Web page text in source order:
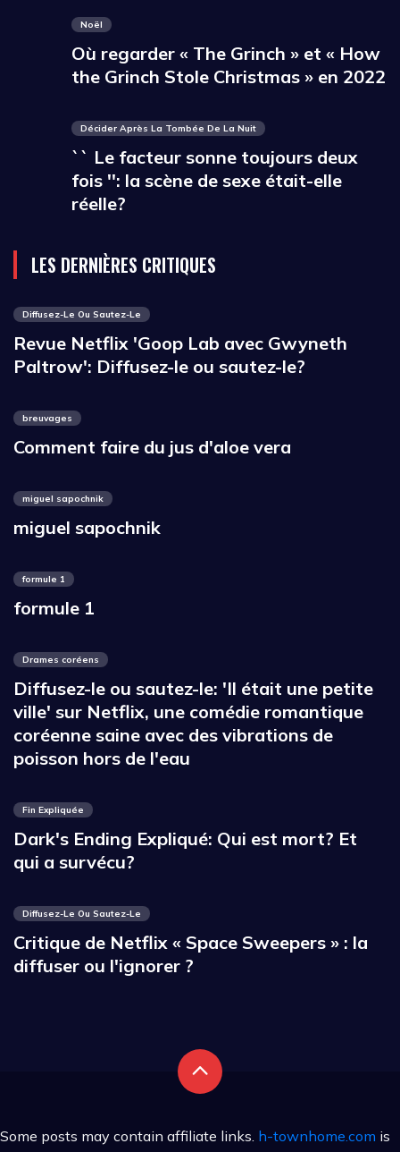
Noël
Où regarder « The Grinch » et « How
the Grinch Stole Christmas » en 2022
Décider Après La Tombée De La Nuit
`` Le facteur sonne toujours deux
fois '': la scène de sexe était-elle
réelle?
LES DERNIÈRES CRITIQUES
Diffusez-Le Ou Sautez-Le
Revue Netflix 'Goop Lab avec Gwyneth
Paltrow': Diffusez-le ou sautez-le?
breuvages
Comment faire du jus d'aloe vera
miguel sapochnik
miguel sapochnik
formule 1
formule 1
Drames coréens
Diffusez-le ou sautez-le: 'Il était une petite
ville' sur Netflix, une comédie romantique
coréenne saine avec des vibrations de
poisson hors de l'eau
Fin Expliquée
Dark's Ending Expliqué: Qui est mort? Et
qui a survécu?
Diffusez-Le Ou Sautez-Le
Critique de Netflix « Space Sweepers » : la
diffuser ou l'ignorer ?
Some posts may contain affiliate links. h-townhome.com is